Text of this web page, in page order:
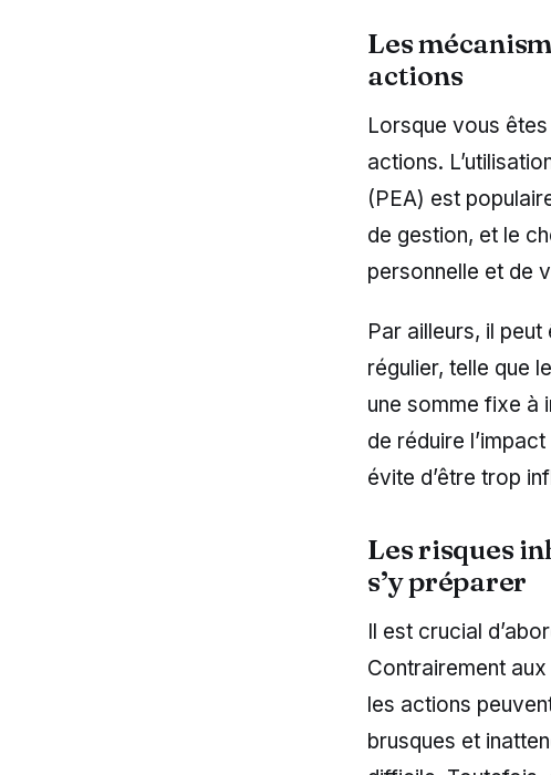
Les
actions
Lorsque vous
actions.
(PEA) est
de gestion, et le
personnelle et de
Par ailleurs, il
régulier, telle que
une somme fixe à
de réduire
évite d’être trop
Les risques
s’y préparer
Il est crucial
Contrairement
les actions
brusques et